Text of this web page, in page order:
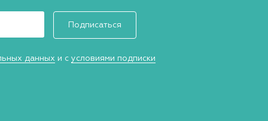
Подписаться
данных и с условиями подписки